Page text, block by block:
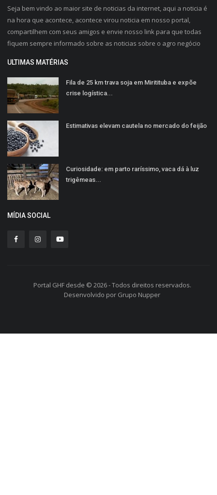
Seja bem vindo ao maior site de noticias da internet, aqui a noticia é
na hora que acontece, acontece virou noticia em nosso portal,
compartilhem com seus amigos e envie nosso link para que todas
fiquem sempre informado sobre as noticias sobre o agro negócio
ULTIMAS MATÉRIAS
Fila de 25 km trava soja em Miritituba e expõe
crise logística...
Estimativas elevam cautela no mercado do feijão
Curiosidade: em parto raríssimo, vaca dá à luz
trigêmeas...
MÍDIA SOCIAL
Portal GHF desde © 2026 - Todos direitos reservados.
Desenvolvido por Grupo Nupper